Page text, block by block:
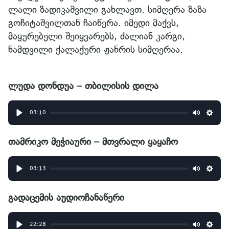
ლალი ზადიკაშვილი გახლავთ. სიმღერა ზაზა
გოჩიტაშვილთან ჩაიწერა. იმედი მაქვს,
მაყურებელი შეიყვარებს, ძალიან კარგი,
ნამდვილი ქალაქური ჟანრის სიმღერაა.
ლუდა დონდუა – თბილისის დილა
Play
03:10
Mute
თამრიკო მეჭიაური – მთვრალი ყაყაჩო
Play
03:13
Mute
გადაცემის აუდიოჩანაწერი
22:28